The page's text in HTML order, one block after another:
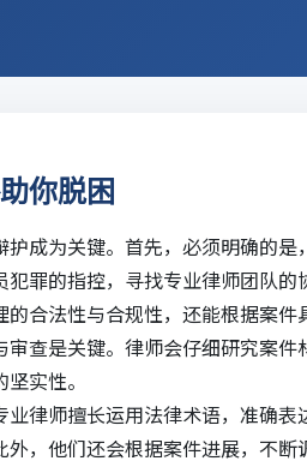
你脱困
成为关键。首先，必须明确的是
罪的指控，寻找专业律师团队的
的合法性与合规性，还能根据案件
查是关键。律师会仔细研究案件
实性。
律师擅长运用法律术语，准确表
，他们还会根据案件进展，不断